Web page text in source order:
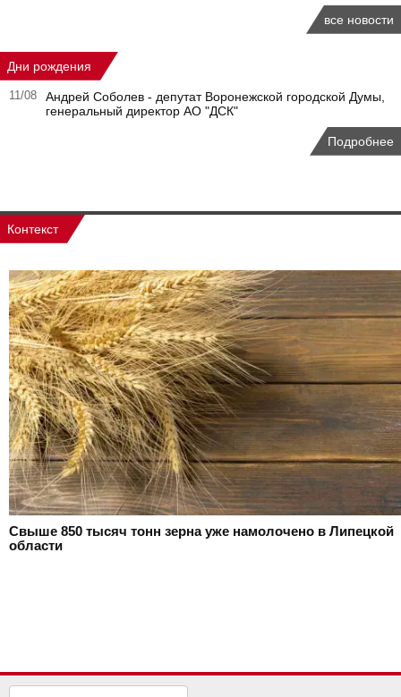
все новости
Дни рождения
11/08
Андрей Соболев - депутат Воронежской городской Думы,
генеральный директор АО "ДСК"
Подробнее
Контекст
Свыше 850 тысяч тонн зерна уже намолочено в Липецкой
области